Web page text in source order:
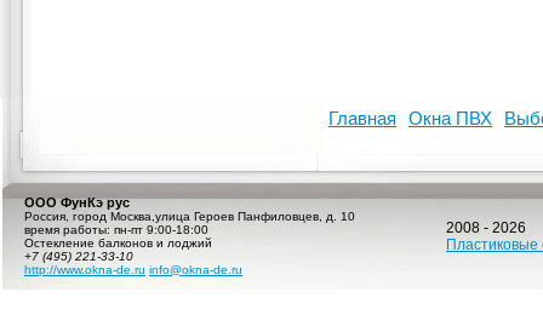
ООО ФунКэ рус
Россия город Москва улица Героев Панфиловцев, д. 10
время работы: пн-пт 9:00-18:00
Остекление балконов и лоджий
+7 (495) 221-33-10
http://www.okna-de.ru info@okna-de.ru
2008 - 2026
Главная Окна ПВХ